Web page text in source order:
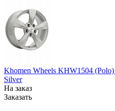
Khomen Wheels KHW1504
Silver
На заказ
Заказать